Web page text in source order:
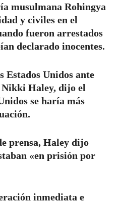
musulmana Rohingya
y civiles en el
fueron arrestados
declarado inocentes.
Estados Unidos ante
Nikki Haley, dijo el
se haría más
prensa, Haley dijo
«en prisión por
inmediata e